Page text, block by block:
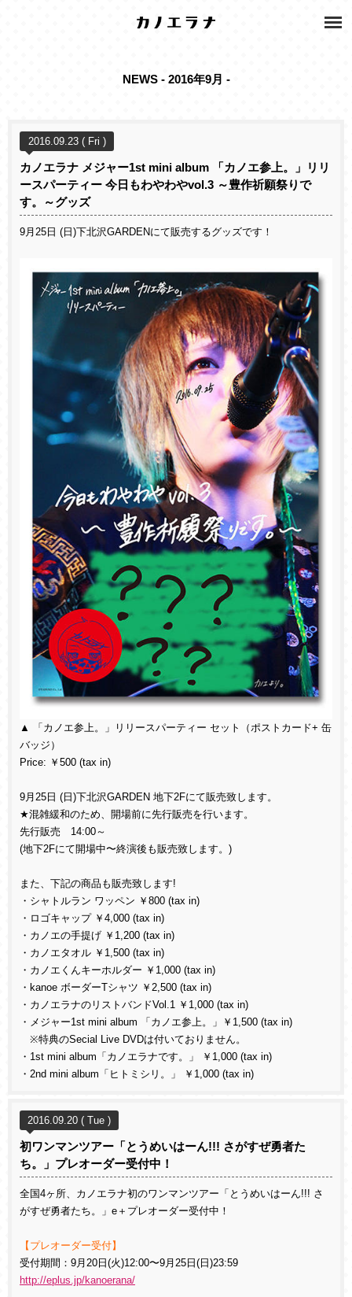
NEWS - 2016年9月 -
2016.09.23 ( Fri )
カノエラナ メジャー1st mini album 「カノエ参上。」リリ
ースパーティー 今日もわやわやvol.3 ～豊作祈願祭りで
す。～グッズ
9月25日 (日)下北沢GARDENにて販売するグッズです！
▲ 「カノエ参上。」リリースパーティー セット（ポストカード+ 缶
バッジ）
Price: ￥500 (tax in)
9月25日 (日)下北沢GARDEN 地下2Fにて販売致します。
★混雑緩和のため、開場前に先行販売を行います。
先行販売 14:00～
(地下2Fにて開場中〜終演後も販売致します。)
また、下記の商品も販売致します!
・シャトルラン ワッペン ￥800 (tax in)
・ロゴキャップ ￥4,000 (tax in)
・カノエの手提げ ￥1,200 (tax in)
・カノエタオル ￥1,500 (tax in)
・カノエくんキーホルダー ￥1,000 (tax in)
・kanoe ボーダーTシャツ ￥2,500 (tax in)
・カノエラナのリストバンドVol.1 ￥1,000 (tax in)
・メジャー1st mini album 「カノエ参上。」￥1,500 (tax in)
※特典のSecial Live DVDは付いておりません。
・1st mini album「カノエラナです。」 ￥1,000 (tax in)
・2nd mini album「ヒトミシリ。」 ￥1,000 (tax in)
2016.09.20 ( Tue )
初ワンマンツアー「とうめいはーん!!! さがすぜ勇者た
ち。」プレオーダー受付中！
全国4ヶ所、カノエラナ初のワンマンツアー「とうめいはーん!!! さ
がすぜ勇者たち。」e＋プレオーダー受付中！
【プレオーダー受付】
受付期間：9月20日(火)12:00〜9月25日(日)23:59
http://eplus.jp/kanoerana/